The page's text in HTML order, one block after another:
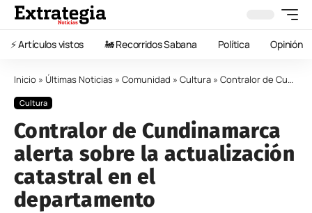
⚡️ Artículos vistos 🚂 Recorridos Sabana Política Opinión
Inicio » Últimas Noticias » Comunidad » Cultura » Contralor de Cundinamarca alerta sobre la actualización catastral en el departamento
Cultura
Contralor de Cundinamarca
alerta sobre la actualización
catastral en el
departamento